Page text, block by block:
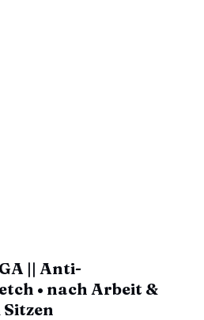
|| Anti-
• nach Arbeit &
Sitzen